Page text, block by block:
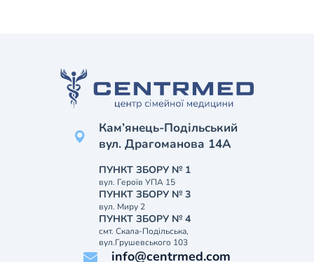
Кам’янець-Подільський
вул. Драгоманова 14А
ПУНКТ ЗБОРУ № 1
вул. Героїв УПА 15
ПУНКТ ЗБОРУ № 3
вул. Миру 2
ПУНКТ ЗБОРУ № 4
смт. Скала-Подільська,
вул.Грушевського 103
info@centrmed.com